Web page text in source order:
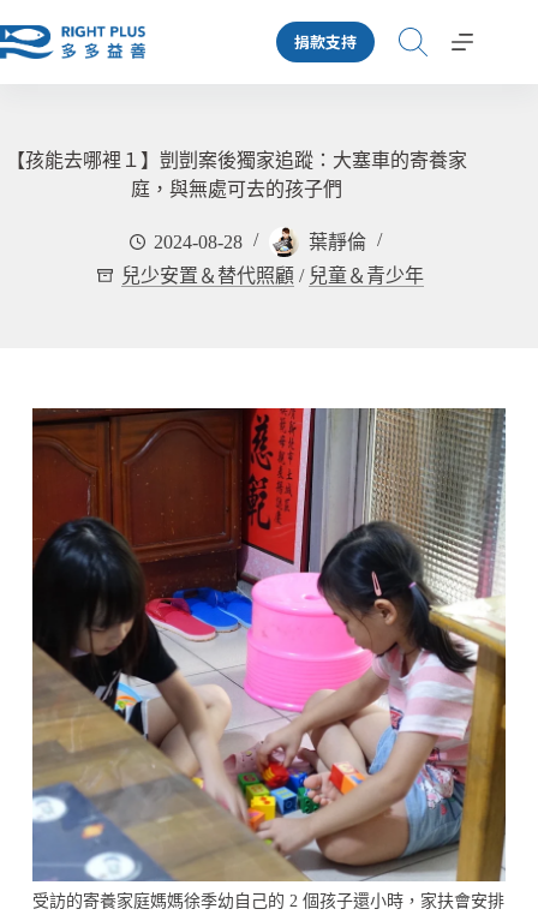
至
捐款支持
【孩能去哪裡１】剴剴案後獨家追蹤：大塞車的寄養家
庭，與無處可去的孩子們
2024-08-28
葉靜倫
兒少安置＆替代照顧 / 兒童＆青少年
受訪的寄養家庭媽媽徐季幼自己的 2 個孩子還小時，家扶會安排